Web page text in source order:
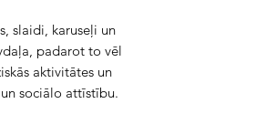
slaidi, karuseļi un
padarot to vēl
aktivitātes un
sociālo attīstību.